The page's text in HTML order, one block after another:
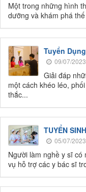
Một trong những hình
dưỡng và khám phá
Tuyển
09/07/2023
Giải đáp
một cách khéo léo,
thắc...
TUYỂN
05/07/2023
Người làm nghề y sĩ có
vụ hỗ trợ các y bác sĩ